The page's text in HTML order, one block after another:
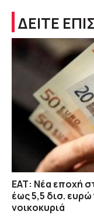
ΔΕΙΤΕ
ΕΑΤ: Νέα εποχή
έως 5,5 δισ. ευρώ
νοικοκυριά